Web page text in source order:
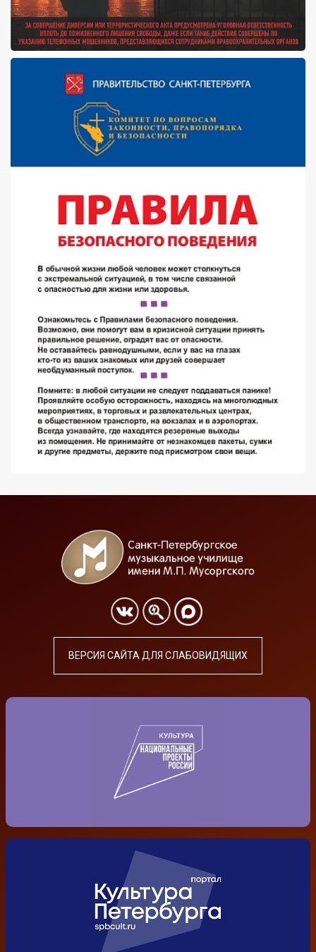
ВЕРСИЯ САЙТА ДЛЯ СЛАБОВИДЯЩИХ